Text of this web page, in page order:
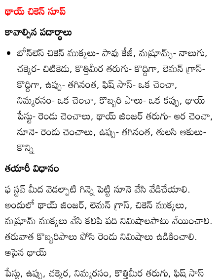
థాయ్‌ చికెన్‌ సూప్‌
కావాల్సిన పదార్థాలు
బోన్‌లెస్‌ చికెన్‌ ముక్కలు- పావు కేజీ, మష్రూమ్స్‌- నాలుగు,
చక్కెర- చిటికెడు, కొత్తిమీర తరుగు- కొద్దిగా, లెమన్‌ గ్రాస్‌-
కొద్దిగా, ఉప్పు- తగినంత, ఫిష్‌ సాస్‌- ఒక చెంచా,
నిమ్మరసం- ఒక చెంచా, కొబ్బరి పాలు- ఒక కప్పు, థాయ్‌
పేస్టు- రెండు చెంచాలు, థాయ్‌ జింజర్‌ తరుగు- అర చెంచా,
నూనె- రెండు చెంచాలు, ఉప్పు- తగినంత, తులసి ఆకులు-
కొన్ని
తయారీ విధానం
ఫ స్టవ్‌ మీద వెడల్పాటి గిన్నె పెట్టి నూనె వేసి వేడిచేయాలి.
అందులో థాయ్‌ జింజర్‌, లెమన్‌ గ్రాస్‌, చికెన్‌ ముక్కలు,
మష్రూమ్‌ ముక్కలు వేసి కలిపి పది నిమిషాలపాటు వేయించాలి.
తరువాత కొబ్బరిపాలు పోసి రెండు నిమిషాలు ఉడికించాలి.
ఆపైన థాయ్‌
పేస్టు, ఉప్పు, చక్కెర, నిమ్మరసం, కొత్తిమీర తరుగు, ఫిష్‌ సాస్‌